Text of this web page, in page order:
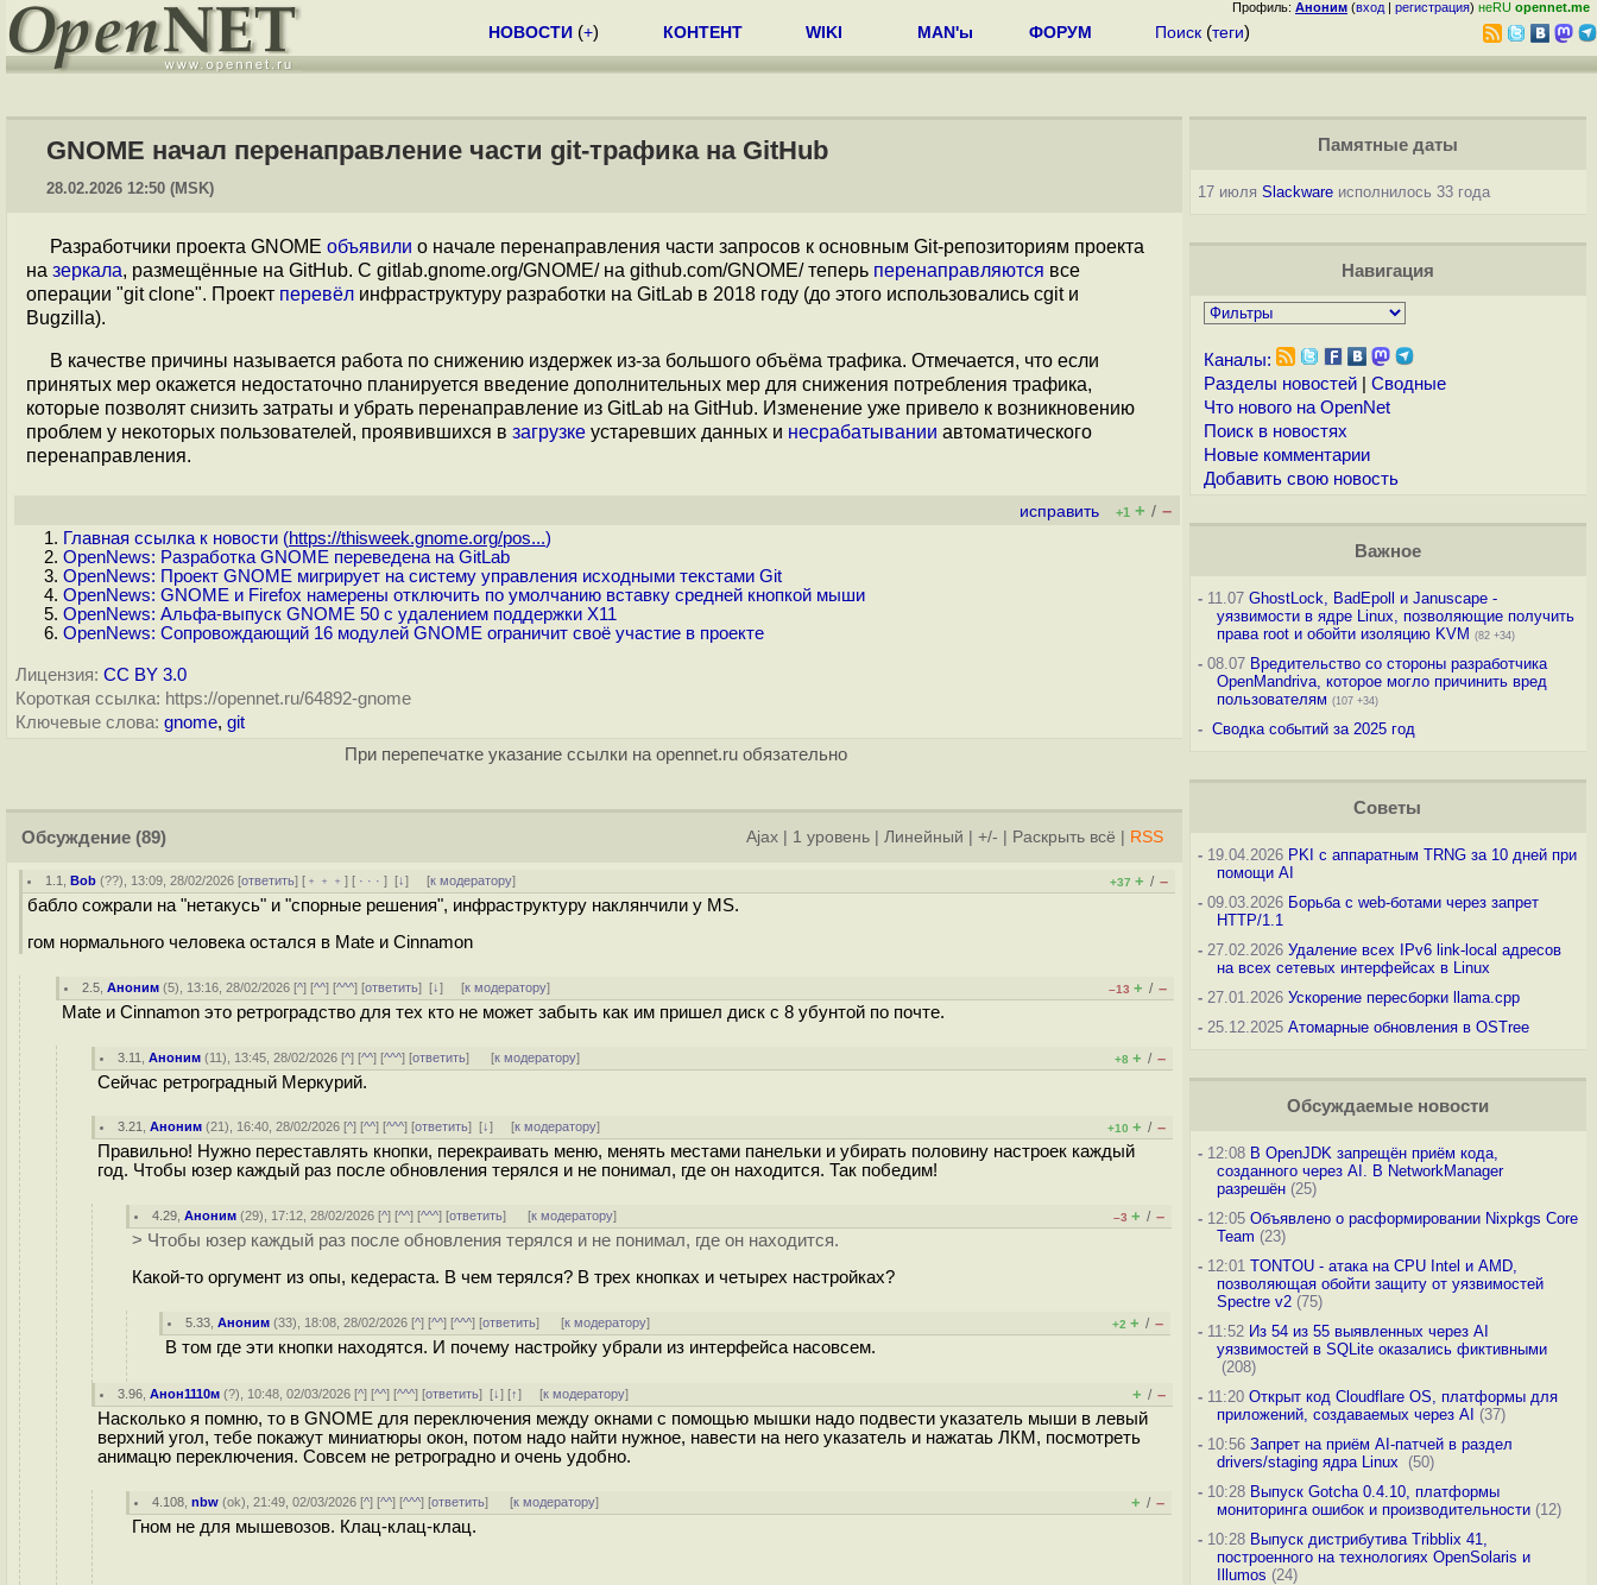
Профиль: Аноним (вход | регистрация) неRU opennet.me
НОВОСТИ (+) КОНТЕНТ WIKI MAN'ы ФОРУМ Поиск (теги)
GNOME начал перенаправление части git-трафика на GitHub
28.02.2026 12:50 (MSK)
Разработчики проекта GNOME объявили о начале перенаправления части запросов к основным Git-репозиториям проекта
на зеркала, размещённые на GitHub. С gitlab.gnome.org/GNOME/ на github.com/GNOME/ теперь перенаправляются все
операции "git clone". Проект перевёл инфраструктуру разработки на GitLab в 2018 году (до этого использовались cgit и
Bugzilla).
В качестве причины называется работа по снижению издержек из-за большого объёма трафика. Отмечается, что если
принятых мер окажется недостаточно планируется введение дополнительных мер для снижения потребления трафика,
которые позволят снизить затраты и убрать перенаправление из GitLab на GitHub. Изменение уже привело к возникновению
проблем у некоторых пользователей, проявившихся в загрузке устаревших данных и несрабатывании автоматического
перенаправления.
исправить +1 + / –
Главная ссылка к новости (https://thisweek.gnome.org/pos...)
OpenNews: Разработка GNOME переведена на GitLab
OpenNews: Проект GNOME мигрирует на систему управления исходными текстами Git
OpenNews: GNOME и Firefox намерены отключить по умолчанию вставку средней кнопкой мыши
OpenNews: Альфа-выпуск GNOME 50 с удалением поддержки X11
OpenNews: Сопровождающий 16 модулей GNOME ограничит своё участие в проекте
Лицензия: CC BY 3.0
Короткая ссылка: https://opennet.ru/64892-gnome
Ключевые слова: gnome, git
При перепечатке указание ссылки на opennet.ru обязательно
Обсуждение (89) Ajax 1 уровень Линейный +/- Раскрыть всё RSS
1.1 ,Bob (??), 13:09, 28/02/2026 [ответить] [ ﹢﹢﹢] [ · · ·][↓] [к модератору] +37 + / –
бабло сожрали на "нетакусь" и "спорные решения", инфраструктуру наклянчили у MS.
гом нормального человека остался в Mate и Cinnamon
2.5 ,Аноним (5), 13:16, 28/02/2026 [^] [^^] [^^^] [ответить][↓] [к модератору] –13 + / –
Mate и Cinnamon это ретроградство для тех кто не может забыть как им пришел диск с 8 убунтой по почте.
3.11 ,Аноним (11), 13:45, 28/02/2026 [^] [^^] [^^^] [ответить] [к модератору] +8 + / –
Сейчас ретроградный Меркурий.
3.21 ,Аноним (21), 16:40, 28/02/2026 [^] [^^] [^^^] [ответить][↓] [к модератору] +10 + / –
Правильно! Нужно переставлять кнопки, перекраивать меню, менять местами панельки и убирать половину настроек каждый
год. Чтобы юзер каждый раз после обновления терялся и не понимал, где он находится. Так победим!
4.29 ,Аноним (29), 17:12, 28/02/2026 [^] [^^] [^^^] [ответить] [к модератору] –3 + / –
> Чтобы юзер каждый раз после обновления терялся и не понимал, где он находится.
Какой-то оргумент из опы, кедераста. В чем терялся? В трех кнопках и четырех настройках?
5.33 ,Аноним (33), 18:08, 28/02/2026 [^] [^^] [^^^] [ответить] [к модератору] +2 + / –
В том где эти кнопки находятся. И почему настройку убрали из интерфейса насовсем.
3.96 ,Анон1110м (?), 10:48, 02/03/2026 [^] [^^] [^^^] [ответить][↓] [↑] [к модератору] + / –
Насколько я помню, то в GNOME для переключения между окнами с помощью мышки надо подвести указатель мыши в левый
верхний угол, тебе покажут миниатюры окон, потом надо найти нужное, навести на него указатель и нажатаь ЛКМ, посмотреть
анимацю переключения. Совсем не ретроградно и очень удобно.
4.108 ,nbw (ok), 21:49, 02/03/2026 [^] [^^] [^^^] [ответить] [к модератору] + / –
Гном не для мышевозов. Клац-клац-клац.
Памятные даты
17 июля Slackwareисполнилось 33 года
Навигация
Каналы:
Разделы новостей| Сводные
Что нового на OpenNet
Поиск в новостях
Новые комментарии
Добавить свою новость
Важное
-11.07 GhostLock, BadEpoll и Januscape -
уязвимости в ядре Linux, позволяющие получить
права root и обойти изоляцию KVM (82 +34)
-08.07 Вредительство со стороны разработчика
OpenMandriva, которое могло причинить вред
пользователям (107 +34)
- Сводка событий за 2025 год
Советы
-19.04.2026 PKI с аппаратным TRNG за 10 дней при
помощи AI
-09.03.2026 Борьба с web-ботами через запрет
HTTP/1.1
-27.02.2026 Удаление всех IPv6 link-local адресов
на всех сетевых интерфейсах в Linux
-27.01.2026 Ускорение пересборки llama.cpp
-25.12.2025 Атомарные обновления в OSTree
Обсуждаемые новости
-12:08 В OpenJDK запрещён приём кода,
созданного через AI. В NetworkManager
разрешён(25)
-12:05 Объявлено о расформировании Nixpkgs Core
Team (23)
-12:01 TONTOU - атака на CPU Intel и AMD,
позволяющая обойти защиту от уязвимостей
Spectre v2(75)
-11:52 Из 54 из 55 выявленных через AI
уязвимостей в SQLite оказались фиктивными
(208)
-11:20 Открыт код Cloudflare OS, платформы для
приложений, создаваемых через AI (37)
-10:56 Запрет на приём AI-патчей в раздел
drivers/staging ядра Linux
(50)
-10:28 Выпуск Gotcha 0.4.10, платформы
мониторинга ошибок и производительности(12)
-10:28 Выпуск дистрибутива Tribblix 41,
построенного на технологиях OpenSolaris и
Illumos (24)